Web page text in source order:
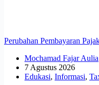
Perubahan Pembayaran
Mochamad Fajar Aulia
7 Agustus 2026
Edukasi, Informasi,